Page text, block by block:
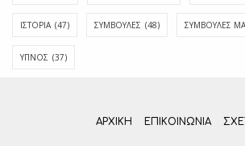
ΙΣΤΟΡΊΑ (47) ΣΥΜΒΟΥΛΈΣ (48) ΣΥΜΒΟΥΛΈΣ
ΎΠΝΟΣ (37)
ΑΡΧΙΚΗ ΕΠΙΚΟΙΝΩΝΊΑ